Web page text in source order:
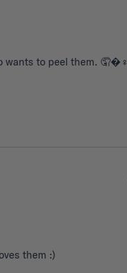
wants to peel them. 🤦�‍♀️
them :)